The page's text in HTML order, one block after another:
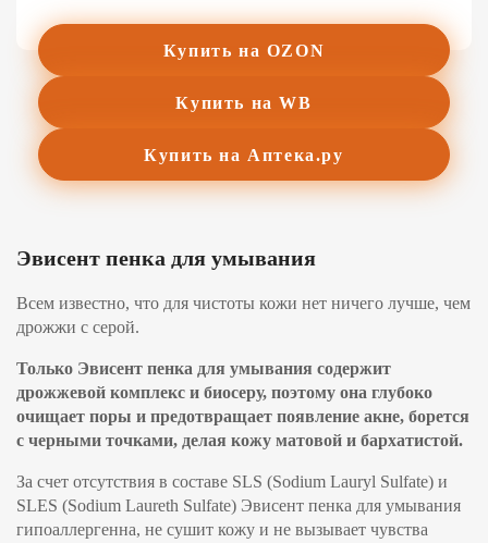
Купить на OZON
Купить на WB
Купить на Аптека.ру
Эвисент пенка для умывания
Всем известно, что для чистоты кожи нет ничего лучше, чем
дрожжи с серой.
Только Эвисент пенка для умывания содержит
дрожжевой комплекс и биосеру, поэтому она глубоко
очищает поры и предотвращает появление акне, борется
с черными точками, делая кожу матовой и бархатистой.
За счет отсутствия в составе SLS (Sodium Lauryl Sulfate) и
SLES (Sodium Laureth Sulfate) Эвисент пенка для умывания
гипоаллергенна, не сушит кожу и не вызывает чувства